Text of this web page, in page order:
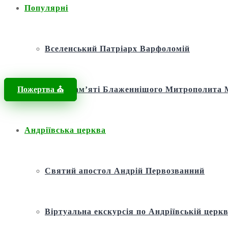
Популярні
Вселенський Патріарх Варфоломій
Фонд пам’яті Блаженнішого
Андріївська церква
Святий апостол Андрій Первозванний
Віртуальна екскурсія по Андріївській
Пожертва ⛪️